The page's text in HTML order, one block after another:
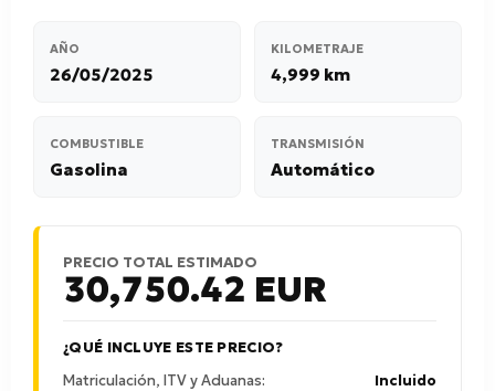
AÑO
26/05/2025
KILOMETRAJE
4,999 km
COMBUSTIBLE
Gasolina
TRANSMISIÓN
Automático
PRECIO TOTAL ESTIMADO
30,750.42 EUR
¿QUÉ INCLUYE ESTE PRECIO?
Matriculación, ITV y Aduanas:
Incluido